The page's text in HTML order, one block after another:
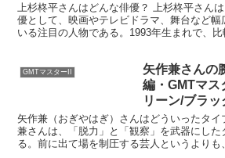
上杉柊平さんはどんな俳優？ 上杉柊平さん
優として、映画やテレビドラマ、舞台など
いる注目の人物である。1993年生まれで、比
GMTマスターII
矢作兼さんの
編・GMTマス
リーン/ブラ
ーブレス
矢作兼（おぎやはぎ）さんはどういったタ
兼さんは、「脱力」と「観察」を武器にし
る。前に出て場を制圧する芸人というより